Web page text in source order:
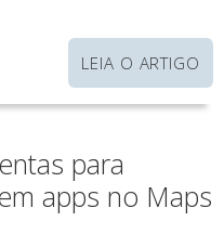
LEIA O ARTIGO
para
apps no Maps